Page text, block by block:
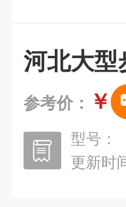
河北大型
参考价： ￥
型号：
更新时